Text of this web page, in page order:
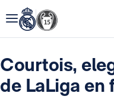
Courtois,
de LaLiga en